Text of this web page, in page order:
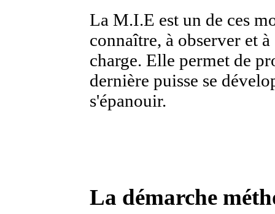
La M.I.E est un de ces
connaître, à observer et
charge. Elle permet de
dernière puisse se
s'épanouir.
La démarche